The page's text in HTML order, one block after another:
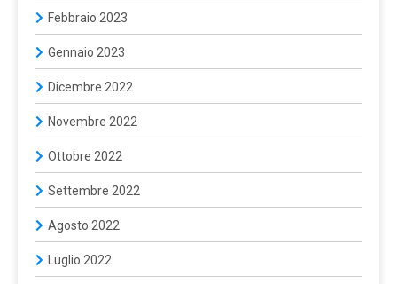
Febbraio 2023
Gennaio 2023
Dicembre 2022
Novembre 2022
Ottobre 2022
Settembre 2022
Agosto 2022
Luglio 2022